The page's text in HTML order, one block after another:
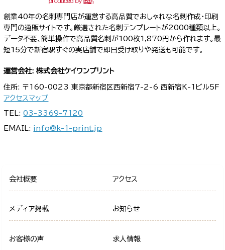
創業40年の名刺専門店が運営する高品質でおしゃれな名刺作成・印刷
専門の通販サイトです。厳選された名刺テンプレートが2000種類以上。
データ不要、簡単操作で高品質名刺が100枚1,870円から作れます。最
短15分で新宿駅すぐの実店舗で即日受け取りや発送も可能です。
運営会社: 株式会社ケイワンプリント
住所: 〒160-0023 東京都新宿区西新宿7-2-6 西新宿K-1ビル5F
アクセスマップ
TEL:03-3369-7120
EMAIL: info@k-1-print.jp
会社概要 アクセス
メディア掲載 お知らせ
お客様の声 求人情報